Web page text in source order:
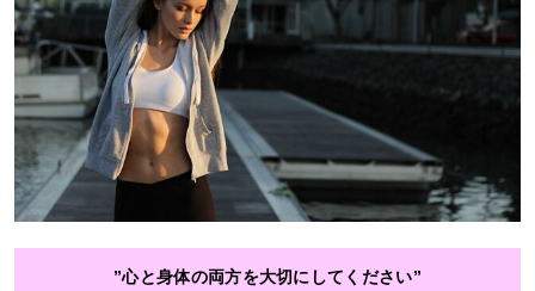
”心と身体の両方を大切にしてください”